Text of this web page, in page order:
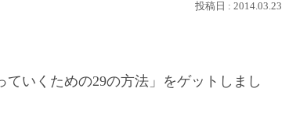
2014.03.23
ていくための29の方法」をゲットしまし